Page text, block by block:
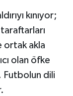
kınıyor;
ortak akla
olan öfke
Futbolun dili